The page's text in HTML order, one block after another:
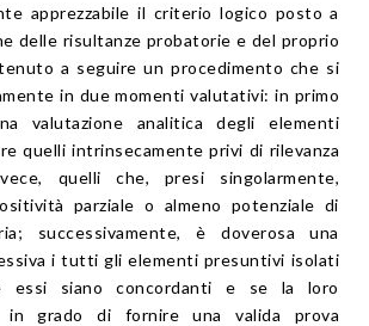
apprezzabile il criterio logico posto a
delle risultanze probatorie e del proprio
a seguire un procedimento che si
in due momenti valutativi: in primo
valutazione analitica degli elementi
quelli intrinsecamente privi di rilevanza
quelli che, presi singolarmente,
parziale o almeno potenziale di
successivamente, è doverosa una
i tutti gli elementi presuntivi isolati
essi siano concordanti e se la loro
in grado di fornire una valida prova